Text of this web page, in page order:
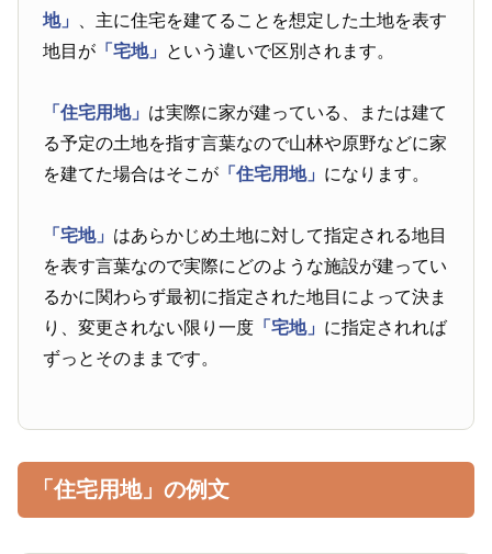
地」
、主に住宅を建てることを想定した土地を表す
地目が 「宅地」 という違いで区別されます。
「住宅用地」 は実際に家が建っている、または建て
る予定の土地を指す言葉なので山林や原野などに家
を建てた場合はそこが 「住宅用地」 になります。
「宅地」 はあらかじめ土地に対して指定される地目
を表す言葉なので実際にどのような施設が建ってい
るかに関わらず最初に指定された地目によって決ま
り、変更されない限り一度 「宅地」 に指定されれば
ずっとそのままです。
「住宅用地」の例文